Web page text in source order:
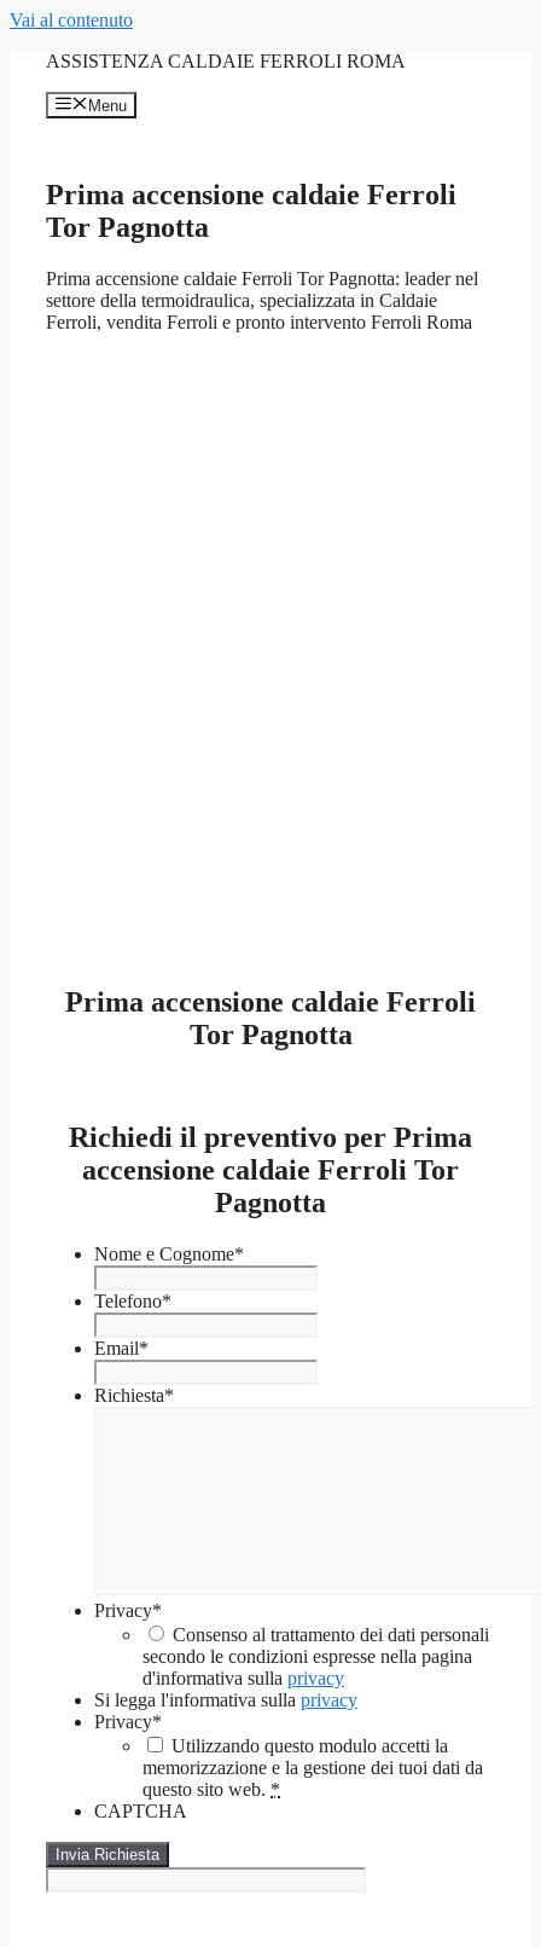
Vai al contenuto
ASSISTENZA CALDAIE FERROLI ROMA
Menu
Prima accensione caldaie Ferroli
Tor Pagnotta
Prima accensione caldaie Ferroli Tor Pagnotta: leader nel
settore della termoidraulica, specializzata in Caldaie
Ferroli, vendita Ferroli e pronto intervento Ferroli Roma
Prima accensione caldaie Ferroli
Tor Pagnotta
Richiedi il preventivo per Prima
accensione caldaie Ferroli Tor
Pagnotta
Nome e Cognome*
Telefono*
Email*
Richiesta*
Privacy*
Consenso al trattamento dei dati personali
secondo le condizioni espresse nella pagina
d'informativa sulla privacy
Si legga l'informativa sulla privacy
Privacy*
Utilizzando questo modulo accetti la
memorizzazione e la gestione dei tuoi dati da
questo sito web. *
CAPTCHA